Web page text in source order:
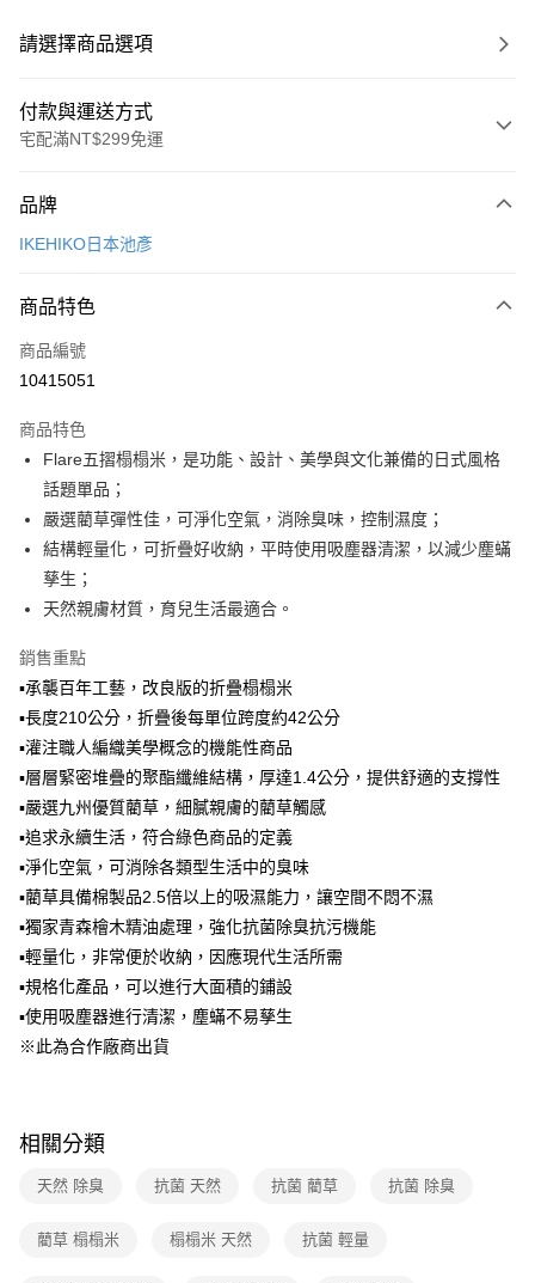
請選擇商品選項
付款與運送方式
宅配滿NT$299免運
信用卡一次付款
Apple Pay
悠遊付
全盈+PAY
大哥付你分期
相關說明
【大哥付你分期使用說明】
1.本服務由台灣大哥大提供，台灣大哥大用戶可立即使用無須另外申請。
2.付款方式選擇「大哥付你分期」，訂單成立後會自動跳轉到大哥付的交易
流程，驗證手機門號後，選擇欲分期的期數、繳款截止日，確認付款後即完
3.實際核准額度、可分期數及費用金額請依後續交易確認頁面所載為準。
4.訂單成立30分鐘內，如未前往確認交易或遇審核未通過，訂單將自動取
消。如遇「轉專審核」未通過狀況，表示未達大哥付你分期系統評分，恕無
法說明評估內容。
1.分期款項不併入電信帳單，「大哥付你分期」於每月結算日後寄送繳費提
醒簡訊。
2.透過簡訊連結打開帳單後，可選擇「超商條碼／台灣大直營門市／銀行轉
帳／街口支付／iPASS MONEY」等通路繳費。
【注意事項】
1.本服務係由「台灣大哥大股份有限公司」（以下簡稱本公司）所提供，讓
用戶於交易時，得透過本服務購買商品或服務，並由商店將買賣／分期付款
買賣價金債權讓與本公司後，依約使用本公司帳單繳交帳款。
2.基於同意付款使用「大哥付你分期」之契約關係目的，商店將以您的個人
由本公司與您本人進行分期帳單所需資料之確認、核對及更正。
3.完整用戶服務條款，請詳閱以下連結：https://oppay.tw/userRule
ATM付款
運送方式
宅配【父親節大回饋】限時$299免運
每筆NT$150，滿NT$299(含以上)免運費
品牌
IKEHIKO日本池彥
商品特色
商品編號
10415051
商品特色
Flare五摺榻榻米，是功能、設計、美學與文化兼備的日式風格
話題單品；
嚴選藺草彈性佳，可淨化空氣，消除臭味，控制濕度；
結構輕量化，可折疊好收納，平時使用吸塵器清潔，以減少塵蟎
孳生；
天然親膚材質，育兒生活最適合。
銷售重點
▪承襲百年工藝，改良版的折疊榻榻米
▪長度210公分，折疊後每單位跨度約42公分
▪灌注職人編織美學概念的機能性商品
▪層層緊密堆疊的聚酯纖維結構，厚達1.4公分，提供舒適的支撐性
▪嚴選九州優質藺草，細膩親膚的藺草觸感
▪追求永續生活，符合綠色商品的定義
▪淨化空氣，可消除各類型生活中的臭味
▪藺草具備棉製品2.5倍以上的吸濕能力，讓空間不悶不濕
▪獨家青森檜木精油處理，強化抗菌除臭抗污機能
▪輕量化，非常便於收納，因應現代生活所需
▪規格化產品，可以進行大面積的鋪設
▪使用吸塵器進行清潔，塵蟎不易孳生
※此為合作廠商出貨
相關分類
天然 除臭 抗菌 天然 抗菌 藺草 抗菌 除臭
藺草 榻榻米 榻榻米 天然 抗菌 輕量